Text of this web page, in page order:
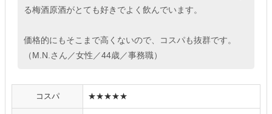
る梅酒原酒がとても好きでよく飲んでいます。
価格的にもそこまで高くないので、コスパも抜群です。
（M.N.さん／女性／44歳／事務職）
コスパ ★★★★★